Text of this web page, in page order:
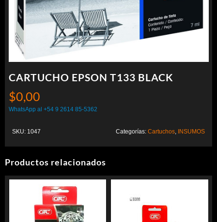
CARTUCHO EPSON T133 BLACK
$0,00
WhatsApp al +54 9 2614 85-5362
SKU: 1047 Categorías: Cartuchos INSUMOS
Productos relacionados